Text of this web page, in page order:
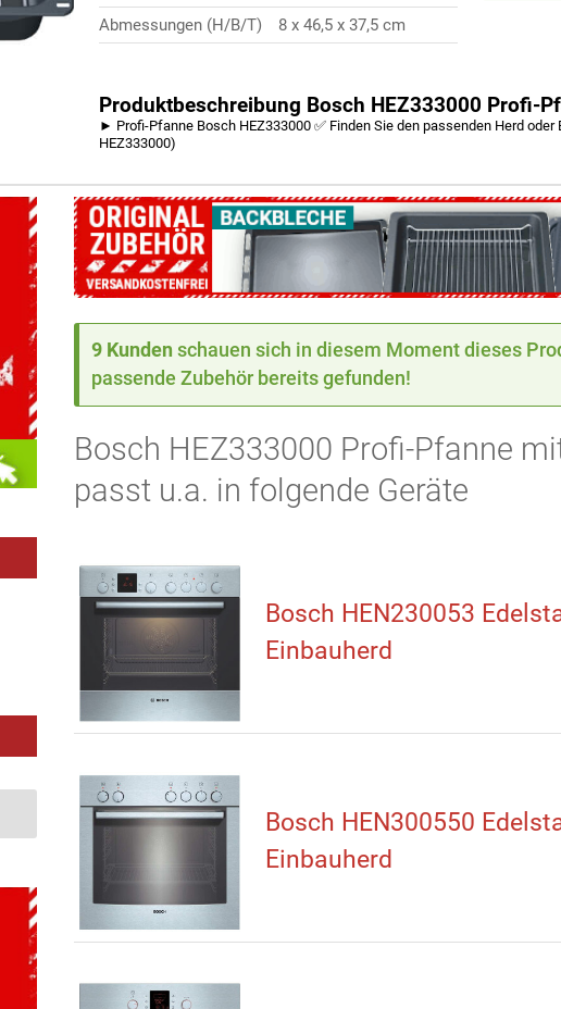
Abmessungen (H/B/T)
8 x 46,5 x 37,5 cm
Produktbeschreibung Bosch HEZ333000 Profi-
► Profi-Pfanne Bosch HEZ333000 ✅ Finden Sie den passenden Herd
HEZ333000)
9 Kunden schauen sich in diesem Moment dieses
passende Zubehör bereits gefunden!
Bosch HEZ333000 Profi-Pfanne
passt u.a. in folgende Geräte
Bosch HEN230053
Einbauherd
Bosch HEN300550
Einbauherd